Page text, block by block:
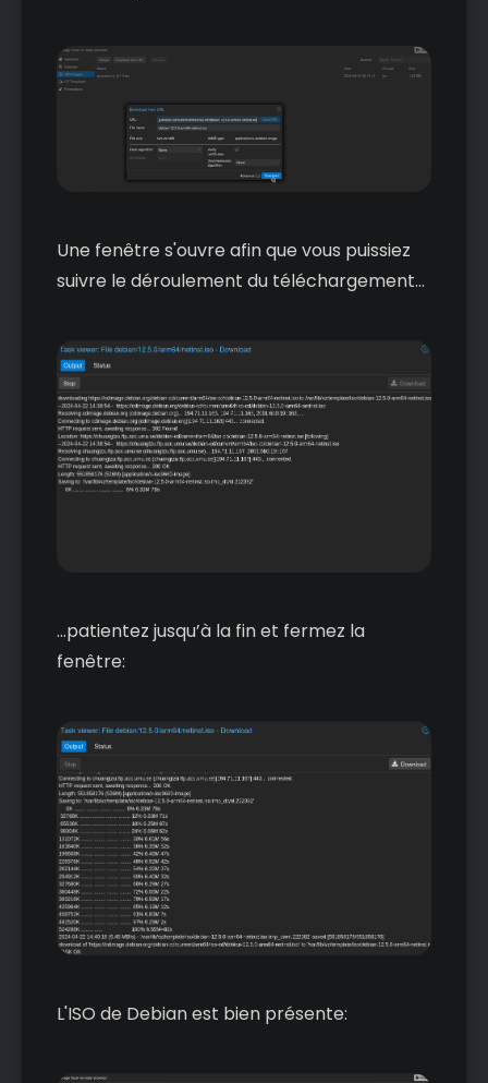
Une fenêtre s'ouvre afin que vous puissiez
suivre le déroulement du téléchargement...
...patientez jusqu’à la fin et fermez la
fenêtre:
L'ISO de Debian est bien présente: